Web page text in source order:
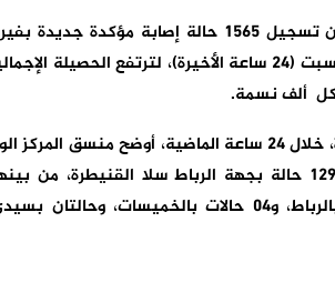
أعلنت وزارة الصحة قبل قليل من يومه السبت ، عن تسجيل 1565
وذلك إلى حدود الساعة السادسة من مساء اليوم السبت (24 ساعة الأخيرة)،
وبخصوص التوزيع الجغرافي، لحالات الإصابة الجديدة، خلال 24 ساعة
بالقنيطرة، و29 حالة بالصخيرات-تمارة، و16 حالة بالرباط، و04